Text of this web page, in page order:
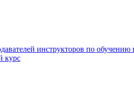
инструкторов по
курс